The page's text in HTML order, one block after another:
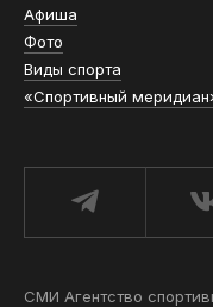
Афиша
Фото
Виды спорта
«Спортивный
СМИ Агентство